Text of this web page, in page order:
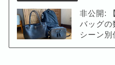
非公開:
バッグの
シーン別